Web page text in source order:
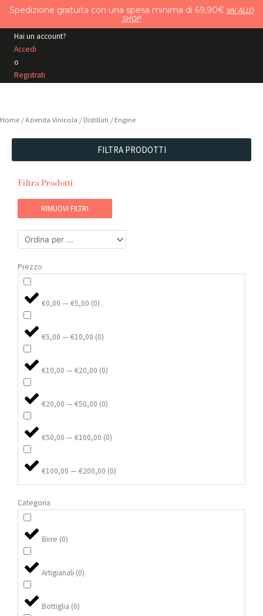
contenuto
Spedizione gratuita con una spesa minima di 69,90€ VAI ALLO
SHOP
Hai un account?
Accedi
o
Registrati
Home / Azienda Vinicola / Distillati / Engine
FILTRA PRODOTTI
Filtra Prodotti
RIMUOVI FILTRI
Prezzo
€0,00 — €5,00 (0)
€5,00 — €10,00 (0)
€10,00 — €20,00 (0)
€20,00 — €50,00 (0)
€50,00 — €100,00 (0)
€100,00 — €200,00 (0)
Categoria
Birre (0)
Artigianali (0)
Bottiglia (0)